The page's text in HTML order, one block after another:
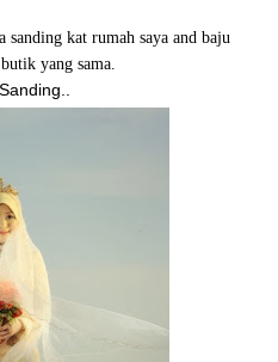
kat rumah saya and baju
yang sama.